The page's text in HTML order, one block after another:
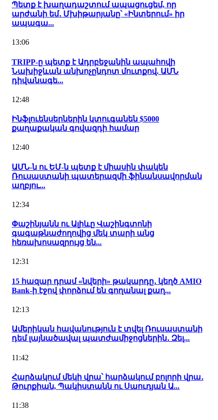
Պետք է խաղադաշտում ապացուցեմ, որ
արժանի եմ․ Մխիթարյանը՝ «Ինտերում» իր
ապագա...
13:06
TRIPP-ը պետք է Ադրբեջանին ապահովի
Նախիջևան անխոչընդոտ մուտքով. ԱՄՆ
դիվանագե...
12:48
Ինֆլուենսերներին կտուգանեն $5000
քաղաքական գովազդի համար
12:40
ԱՄՆ-ն ու ԵՄ-ն պետք է միասին փակեն
Ռուսաստանի պատերազմի ֆինանսավորման
աղբյու...
12:34
Փաշինյանն ու Ալիևը Վաշինգտոնի
գագաթնաժողովից մեկ տարի անց
հեռախոսազրույց են...
12:31
15 հազար դրամ «նվերի» թակարդը․ կեղծ AMIO
Bank-ի էջով փորձում են գողանալ քաղ...
12:13
Ամերիկան հավանություն է տվել Ռուսաստանի
դեմ լայնածավալ պատժամիջոցներին․ Զել...
11:42
Հարձակում մեկի վրա՝ հարձակում բոլորի վրա․
Թուրքիան, Պակիստանն ու Սաուդյան Ա...
11:38